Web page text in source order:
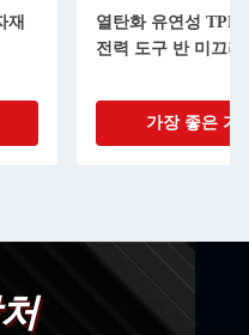
재
열탄화 유연성 TPE
전력 도구 반 미끄러
가장 좋은 가